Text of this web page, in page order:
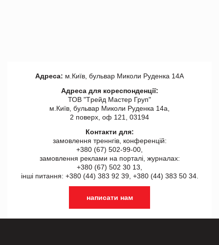
Адреса: м.Київ, бульвар Миколи Руденка 14А
Адреса для кореспонденції:
ТОВ "Tрейд Мастер Груп"
м.Київ, бульвар Миколи Руденка 14а,
2 поверх, оф 121, 03194
Контакти для:
замовлення треннгів, конференцій:
+380 (67) 502-99-00,
замовлення реклами на порталі, журналах:
+380 (67) 502 30 13,
інші питання: +380 (44) 383 92 39, +380 (44) 383 50 34.
написати нам